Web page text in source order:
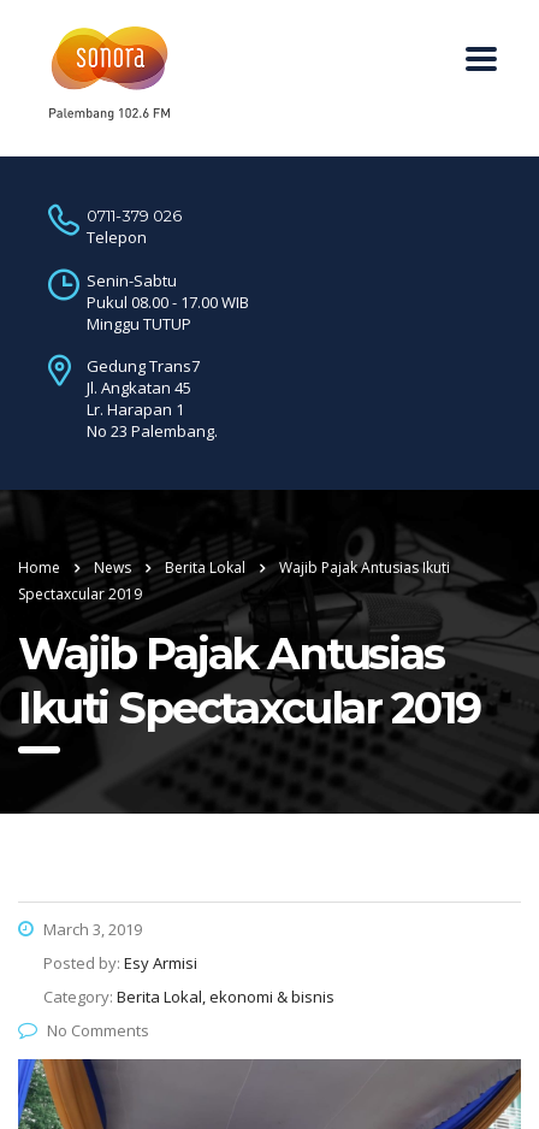
0711-379 026
Telepon
Senin-Sabtu
Pukul 08.00 - 17.00 WIB
Minggu TUTUP
Gedung Trans7
Jl. Angkatan 45
Lr. Harapan 1
No 23 Palembang.
Home News Berita Lokal
Wajib Pajak Antusias Ikuti
Spectaxcular 2019
Wajib Pajak Antusias
Ikuti Spectaxcular 2019
March 3, 2019
Posted by: Esy Armisi
Category: Berita Lokal, ekonomi & bisnis
No Comments